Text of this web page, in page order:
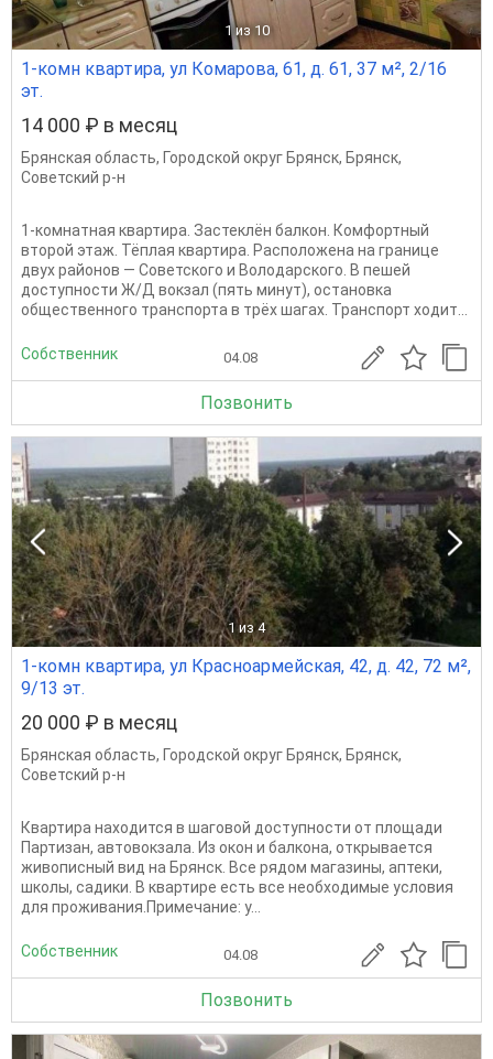
1 из 10
1-комн квартира, ул Комарова, 61, д. 61, 37 м², 2/16
эт.
14 000 ₽ в месяц
Брянская область, Городской округ Брянск, Брянск,
Советский р-н
1-комнатная квартира. Застеклён балкон. Комфортный
второй этаж. Тёплая квартира. Расположена на границе
двух районов — Советского и Володарского. В пешей
доступности Ж/Д вокзал (пять минут), остановка
общественного транспорта в трёх шагах. Транспорт ходит...
Собственник 04.08
Позвонить
1 из 4
1-комн квартира, ул Красноармейская, 42, д. 42, 72 м²,
9/13 эт.
20 000 ₽ в месяц
Брянская область, Городской округ Брянск, Брянск,
Советский р-н
Квартира находится в шаговой доступности от площади
Партизан, автовокзала. Из окон и балкона, открывается
живописный вид на Брянск. Все рядом магазины, аптеки,
школы, садики. В квартире есть все необходимые условия
для проживания.Примечание: у...
Собственник 04.08
Позвонить